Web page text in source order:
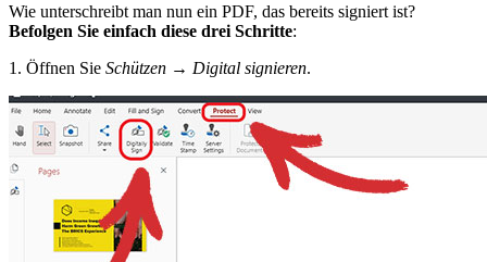
Wie unterschreibt man nun ein PDF, das bereits signiert ist?
Befolgen Sie einfach diese drei Schritte:
1. Öffnen Sie Schützen → Digital signieren.